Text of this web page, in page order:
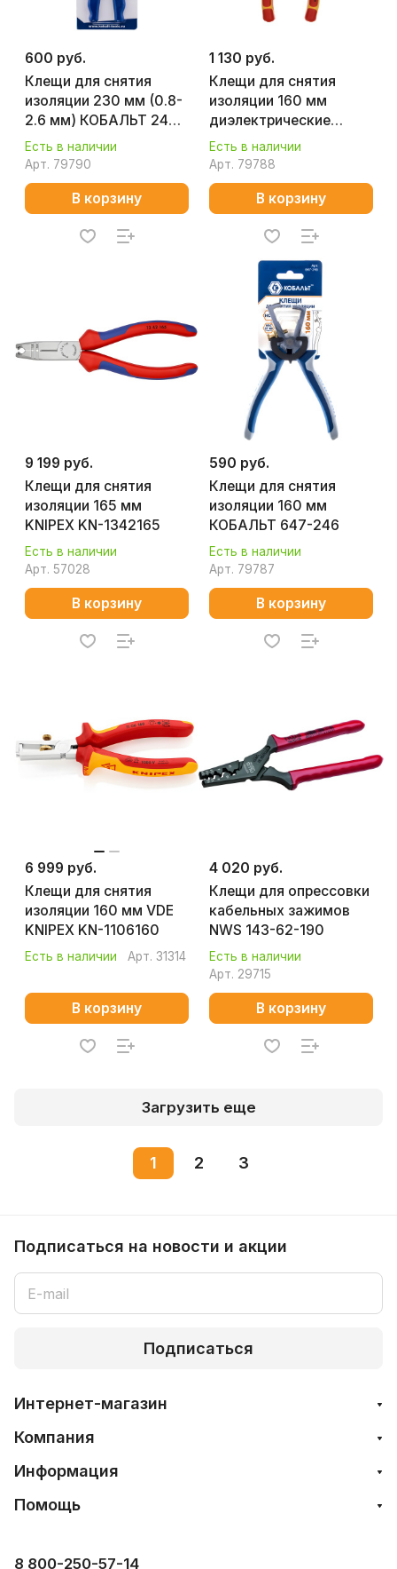
600 руб.
Клещи для снятия
изоляции 230 мм (0.8-
2.6 мм) КОБАЛЬТ 246-
449
Есть в наличии
Арт. 79790
В корзину
1 130 руб.
Клещи для снятия
изоляции 160 мм
диэлектрические
КОБАЛЬТ 647-239
Есть в наличии
Арт. 79788
В корзину
9 199 руб.
Клещи для снятия
изоляции 165 мм
KNIPEX KN-1342165
Есть в наличии
Арт. 57028
В корзину
590 руб.
Клещи для снятия
изоляции 160 мм
КОБАЛЬТ 647-246
Есть в наличии
Арт. 79787
В корзину
6 999 руб.
Клещи для снятия
изоляции 160 мм VDE
KNIPEX KN-1106160
Есть в наличии Арт. 31314
В корзину
4 020 руб.
Клещи для опрессовки
кабельных зажимов
NWS 143-62-190
Есть в наличии
Арт. 29715
В корзину
Загрузить еще
1 2 3
Подписаться на новости и акции
Подписаться
Интернет-магазин
Компания
Информация
Помощь
8 800-250-57-14